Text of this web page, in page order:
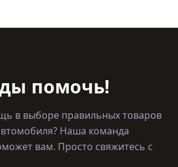
помочь!
в выборе правильных товаров
Наша команда
вам. Просто свяжитесь с